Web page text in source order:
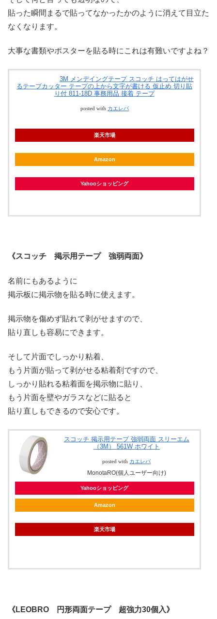
貼った瞬間まるで貼ってなかったかのように消えて目立た
なくなります。
大事な書類やポスターを貼る時にこれは有難いですよね？
3M メンデイングテープ スコッチ はってはがせ
るテープカッター テープの上から文字が書ける 仮止め 切り貼
り付 811-18D 事務用品 接着 テープ
posted with カエレバ
楽天市場
Amazon
Yahooショッピング
《スコッチ 掲示用テープ 強弱両面》
名前にもあるように
掲示板に掲示物を貼る時に使えます。
掲示物を傷めず貼れて剥がせますので、
貼り直しも容易にできます。
そして片面でしっかり粘着、
もう片面が貼って剥がせる粘着剤ですので、
しっかり貼れる粘着面を掲示物に貼り、
もう片面を壁やガラスなどに貼ると
貼り直しもできるので安心です。
スコッチ 掲示用テープ 強弱両面 スリーエム
（3M） 561W ホワイト
posted with カエレバ
MonotaRO(個人ユーザー向け)
Yahooショッピング
Amazon
楽天市場
《LEOBRO 円形両面テープ 超強力30個入》